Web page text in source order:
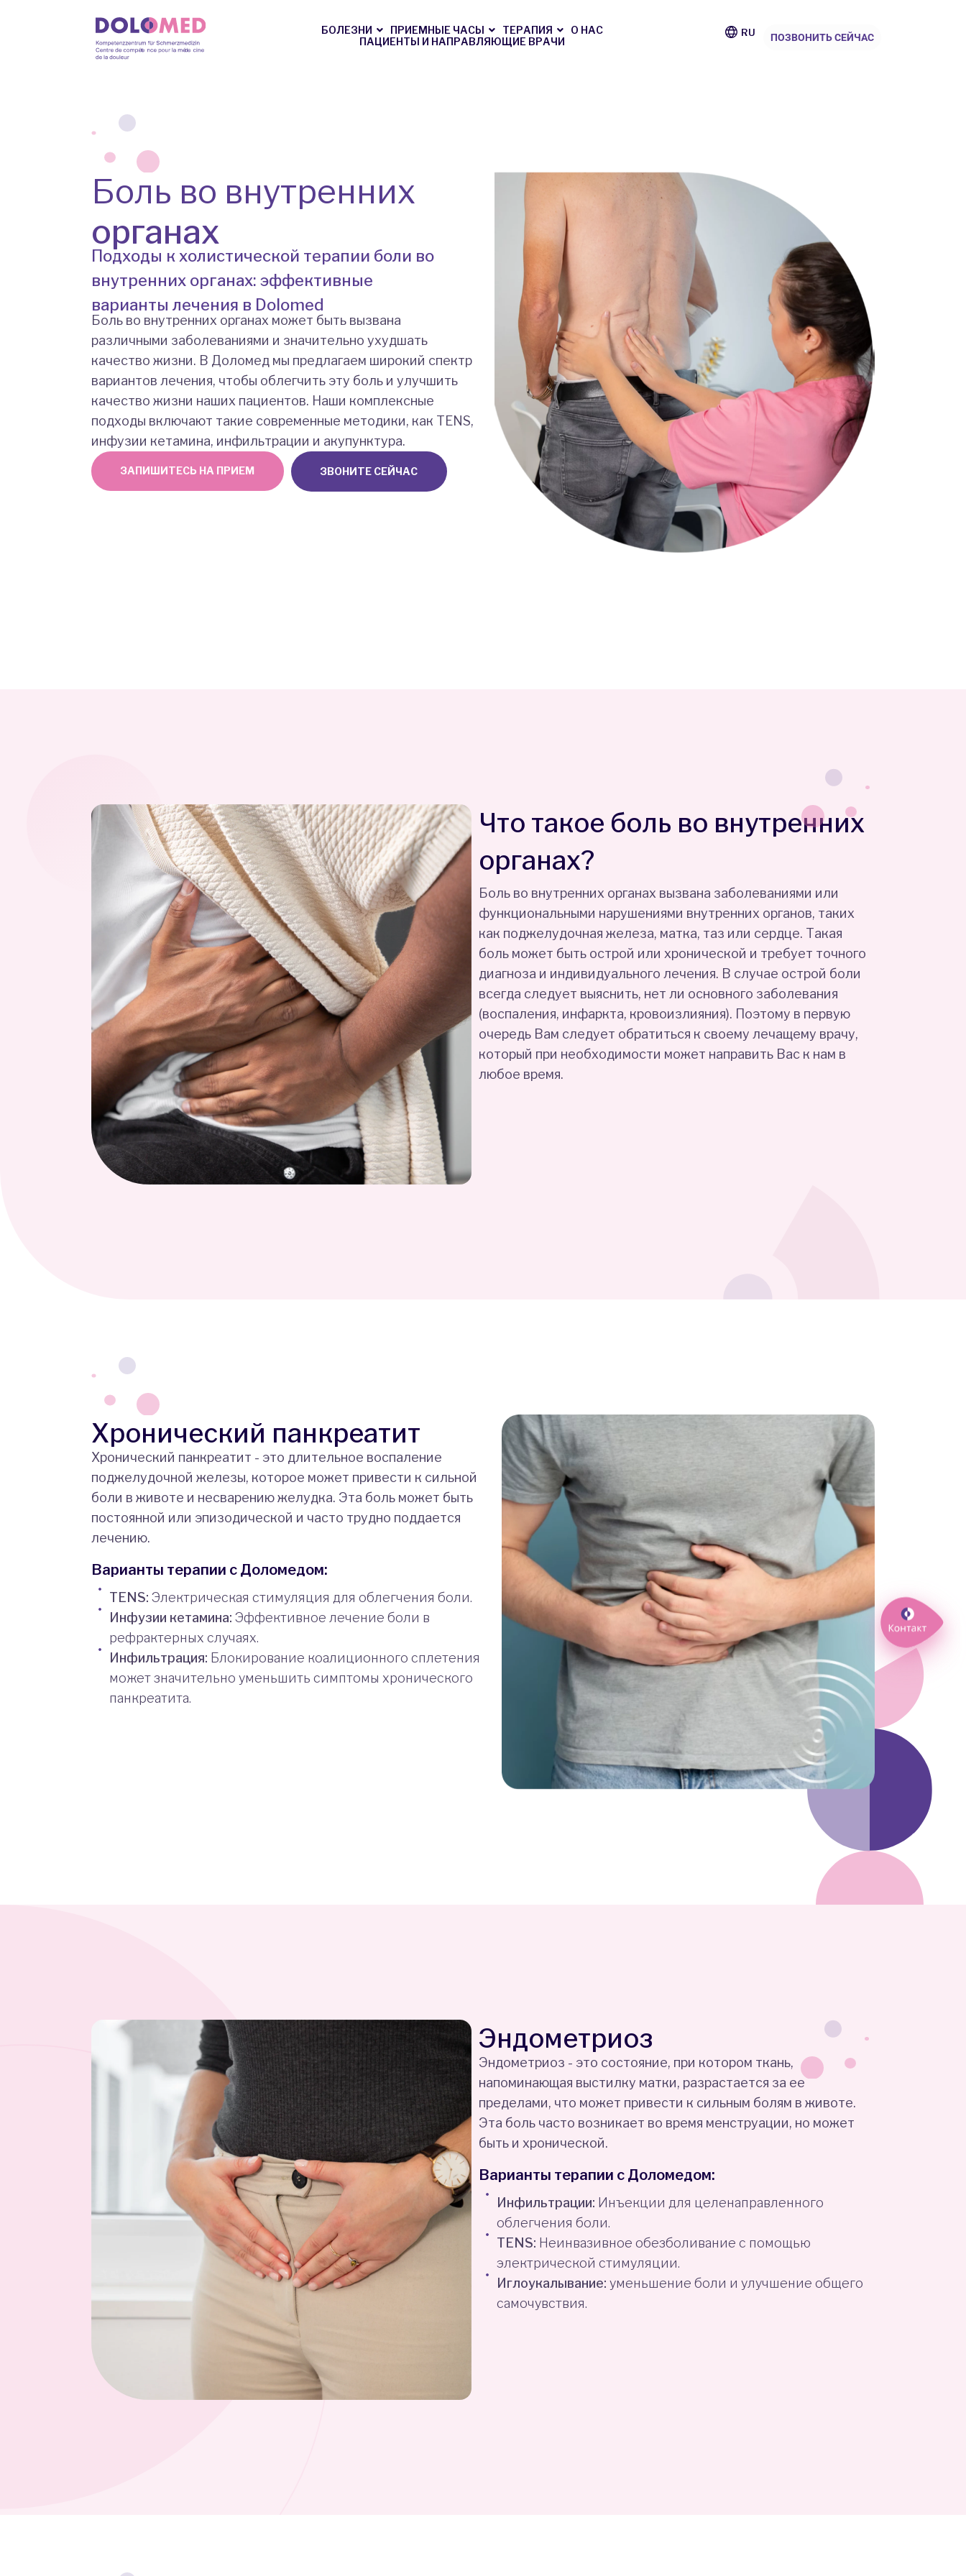
БОЛЕЗНИ ПРИЕМНЫЕ ЧАСЫ ТЕРАПИЯ
О НАС
ПАЦИЕНТЫ И НАПРАВЛЯЮЩИЕ ВРАЧИ
RU ПОЗВОНИТЬ СЕЙЧАС
Боль во внутренних
органах
Подходы к холистической терапии боли во
внутренних органах: эффективные
варианты лечения в Dolomed
Боль во внутренних органах может быть вызвана
различными заболеваниями и значительно ухудшать
качество жизни. В Доломед мы предлагаем широкий спектр
вариантов лечения, чтобы облегчить эту боль и улучшить
качество жизни наших пациентов. Наши комплексные
подходы включают такие современные методики, как TENS,
инфузии кетамина, инфильтрации и акупунктура.
ЗАПИШИТЕСЬ НА ПРИЕМ ЗВОНИТЕ СЕЙЧАС
Что такое боль во внутренних
органах?
Боль во внутренних органах вызвана заболеваниями или
функциональными нарушениями внутренних органов, таких
как поджелудочная железа, матка, таз или сердце. Такая
боль может быть острой или хронической и требует точного
диагноза и индивидуального лечения. В случае острой боли
всегда следует выяснить, нет ли основного заболевания
(воспаления, инфаркта, кровоизлияния). Поэтому в первую
очередь Вам следует обратиться к своему лечащему врачу,
который при необходимости может направить Вас к нам в
любое время.
Хронический панкреатит
Хронический панкреатит - это длительное воспаление
поджелудочной железы, которое может привести к сильной
боли в животе и несварению желудка. Эта боль может быть
постоянной или эпизодической и часто трудно поддается
лечению.
Варианты терапии с Доломедом:
TENS: Электрическая стимуляция для облегчения боли.
Инфузии кетамина: Эффективное лечение боли в
рефрактерных случаях.
Инфильтрация: Блокирование коалиционного сплетения
может значительно уменьшить симптомы хронического
панкреатита.
Эндометриоз
Эндометриоз - это состояние, при котором ткань,
напоминающая выстилку матки, разрастается за ее
пределами, что может привести к сильным болям в животе.
Эта боль часто возникает во время менструации, но может
быть и хронической.
Варианты терапии с Доломедом:
Инфильтрации: Инъекции для целенаправленного
облегчения боли.
TENS: Неинвазивное обезболивание с помощью
электрической стимуляции.
Иглоукалывание: уменьшение боли и улучшение общего
самочувствия.